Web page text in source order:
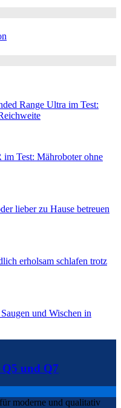
Range Ultra im Test:
Test: Mähroboter ohne
lieber zu Hause betreuen
erholsam schlafen trotz
und Wischen in
und Q7
moderne und qualitativ